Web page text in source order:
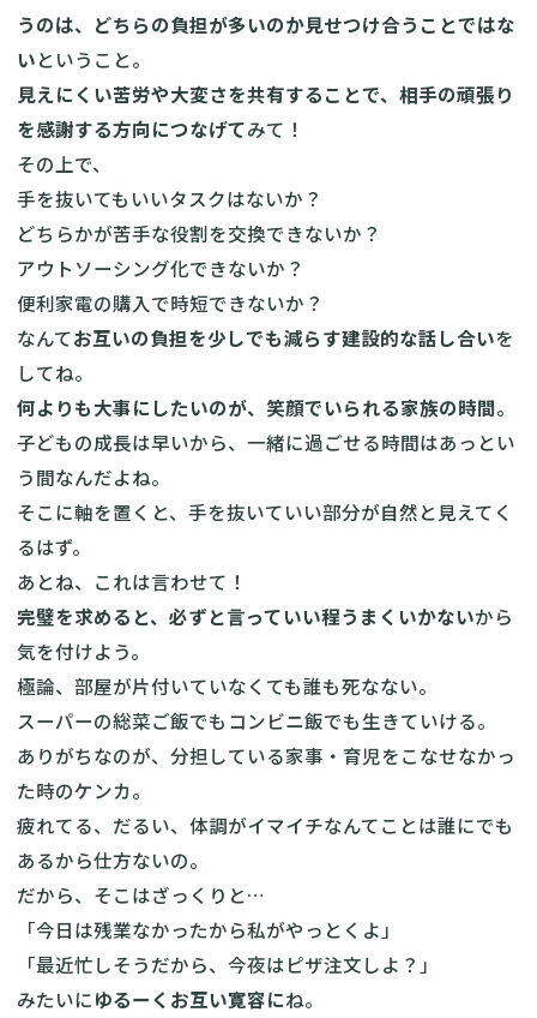
うのは、どちらの負担が多いのか見せつけ合うことではな
いということ。
見えにくい苦労や大変さを共有することで、相手の頑張り
を感謝する方向につなげてみて！
その上で、
手を抜いてもいいタスクはないか？
どちらかが苦手な役割を交換できないか？
アウトソーシング化できないか？
便利家電の購入で時短できないか？
なんてお互いの負担を少しでも減らす建設的な話し合いを
してね。
何よりも大事にしたいのが、笑顔でいられる家族の時間。
子どもの成長は早いから、一緒に過ごせる時間はあっとい
う間なんだよね。
そこに軸を置くと、手を抜いていい部分が自然と見えてく
るはず。
あとね、これは言わせて！
完璧を求めると、必ずと言っていい程うまくいかないから
気を付けよう。
極論、部屋が片付いていなくても誰も死なない。
スーパーの総菜ご飯でもコンビニ飯でも生きていける。
ありがちなのが、分担している家事・育児をこなせなかっ
た時のケンカ。
疲れてる、だるい、体調がイマイチなんてことは誰にでも
あるから仕方ないの。
だから、そこはざっくりと…
「今日は残業なかったから私がやっとくよ」
「最近忙しそうだから、今夜はピザ注文しよ？」
みたいにゆるーくお互い寛容にね。